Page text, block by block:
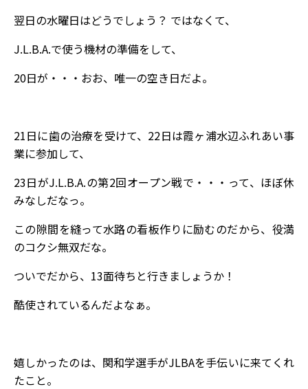
翌日の水曜日はどうでしょう？ ではなくて、
J.L.B.A.で使う機材の準備をして、
20日が・・・おお、唯一の空き日だよ。
21日に歯の治療を受けて、22日は霞ヶ浦水辺ふれあい事
業に参加して、
23日がJ.L.B.A.の第2回オープン戦で・・・って、ほぼ休
みなしだなっ。
この隙間を縫って水路の看板作りに励むのだから、役満
のコクシ無双だな。
ついでだから、13面待ちと行きましょうか！
酷使されているんだよなぁ。
嬉しかったのは、関和学選手がJLBAを手伝いに来てくれ
たこと。